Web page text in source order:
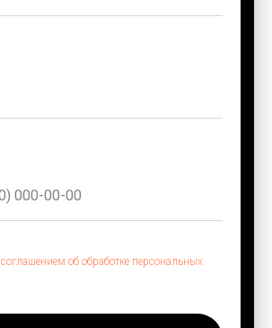
соглашением об обработке персональных